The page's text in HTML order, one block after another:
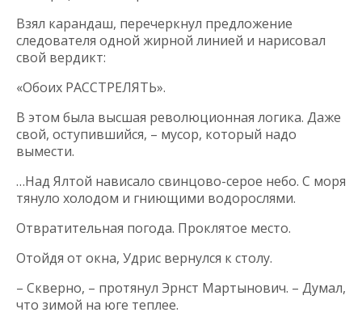
Взял карандаш, перечеркнул предложение
следователя одной жирной линией и нарисовал
свой вердикт:
«Обоих РАССТРЕЛЯТЬ».
В этом была высшая революционная логика. Даже
свой, оступившийся, – мусор, который надо
вымести.
…Над Ялтой нависало свинцово-серое небо. С моря
тянуло холодом и гниющими водорослями.
Отвратительная погода. Проклятое место.
Отойдя от окна, Удрис вернулся к столу.
– Скверно, – протянул Эрнст Мартынович. – Думал,
что зимой на юге теплее.